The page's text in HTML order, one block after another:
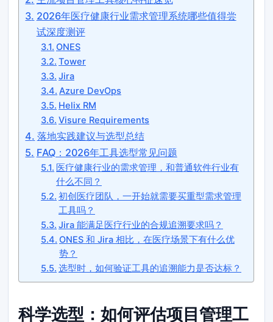
2026年医疗健康行业需求管理系统哪些值得尝
试深度测评
ONES
Tower
Jira
Azure DevOps
Helix RM
Visure Requirements
落地实践建议与选型总结
FAQ：2026年工具选型常见问题
医疗健康行业的需求管理，和普通软件行业有
什么不同？
初创医疗团队，一开始就需要买重型需求管理
工具吗？
Jira 能满足医疗行业的合规追溯要求吗？
ONES 和 Jira 相比，在医疗场景下有什么优
势？
选型时，如何验证工具的追溯能力是否达标？
科学选型：如何评估项目管理工